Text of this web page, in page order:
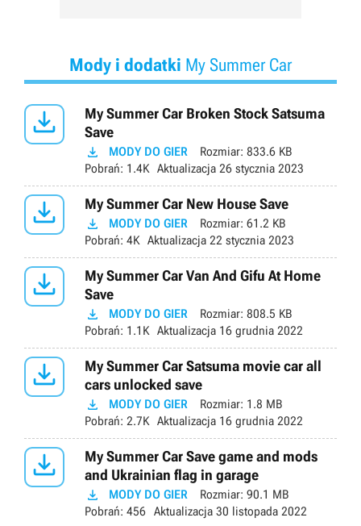
Mody i dodatki My Summer Car

My Summer Car Broken Stock Satsuma
Save
 MODY DO GIER Rozmiar: 833.6 KB
Pobrań: 1.4K Aktualizacja 26 stycznia 2023
 My Summer Car New House Save
 MODY DO GIER Rozmiar: 61.2 KB
Pobrań: 4K Aktualizacja 22 stycznia 2023

My Summer Car Van And Gifu At Home
Save
 MODY DO GIER Rozmiar: 808.5 KB
Pobrań: 1.1K Aktualizacja 16 grudnia 2022

My Summer Car Satsuma movie car all
cars unlocked save
 MODY DO GIER Rozmiar: 1.8 MB
Pobrań: 2.7K Aktualizacja 16 grudnia 2022

My Summer Car Save game and mods
and Ukrainian flag in garage
 MODY DO GIER Rozmiar: 90.1 MB
Pobrań: 456 Aktualizacja 30 listopada 2022